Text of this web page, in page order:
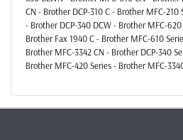
CN - Brother DCP-310 C - Brother MFC-
- Brother DCP-340 DCW - Brother MFC-
Brother Fax 1940 C - Brother MFC-610
Brother MFC-3342 CN - Brother DCP-340
Brother MFC-420 Series - Brother MFC-